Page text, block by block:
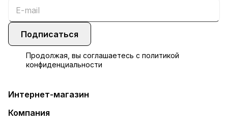
Подписаться
Продолжая, вы соглашаетесь с политикой
конфиденциальности
Интернет-магазин
Компания